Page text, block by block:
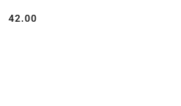
Cena:
42.00